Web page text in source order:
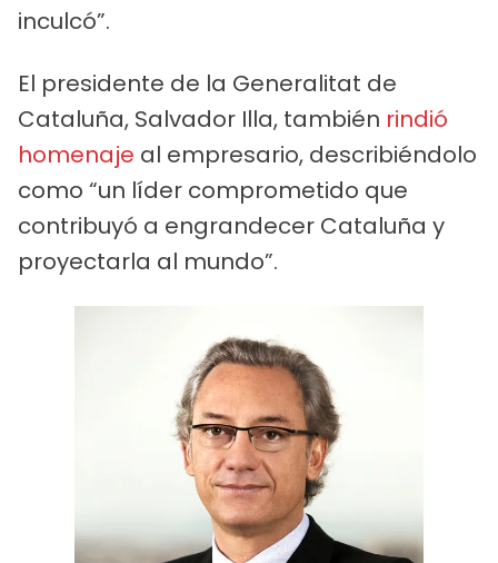
inculcó”.
El presidente de la Generalitat de
Cataluña, Salvador Illa, también rindió
homenaje al empresario, describiéndolo
como “un líder comprometido que
contribuyó a engrandecer Cataluña y
proyectarla al mundo”.